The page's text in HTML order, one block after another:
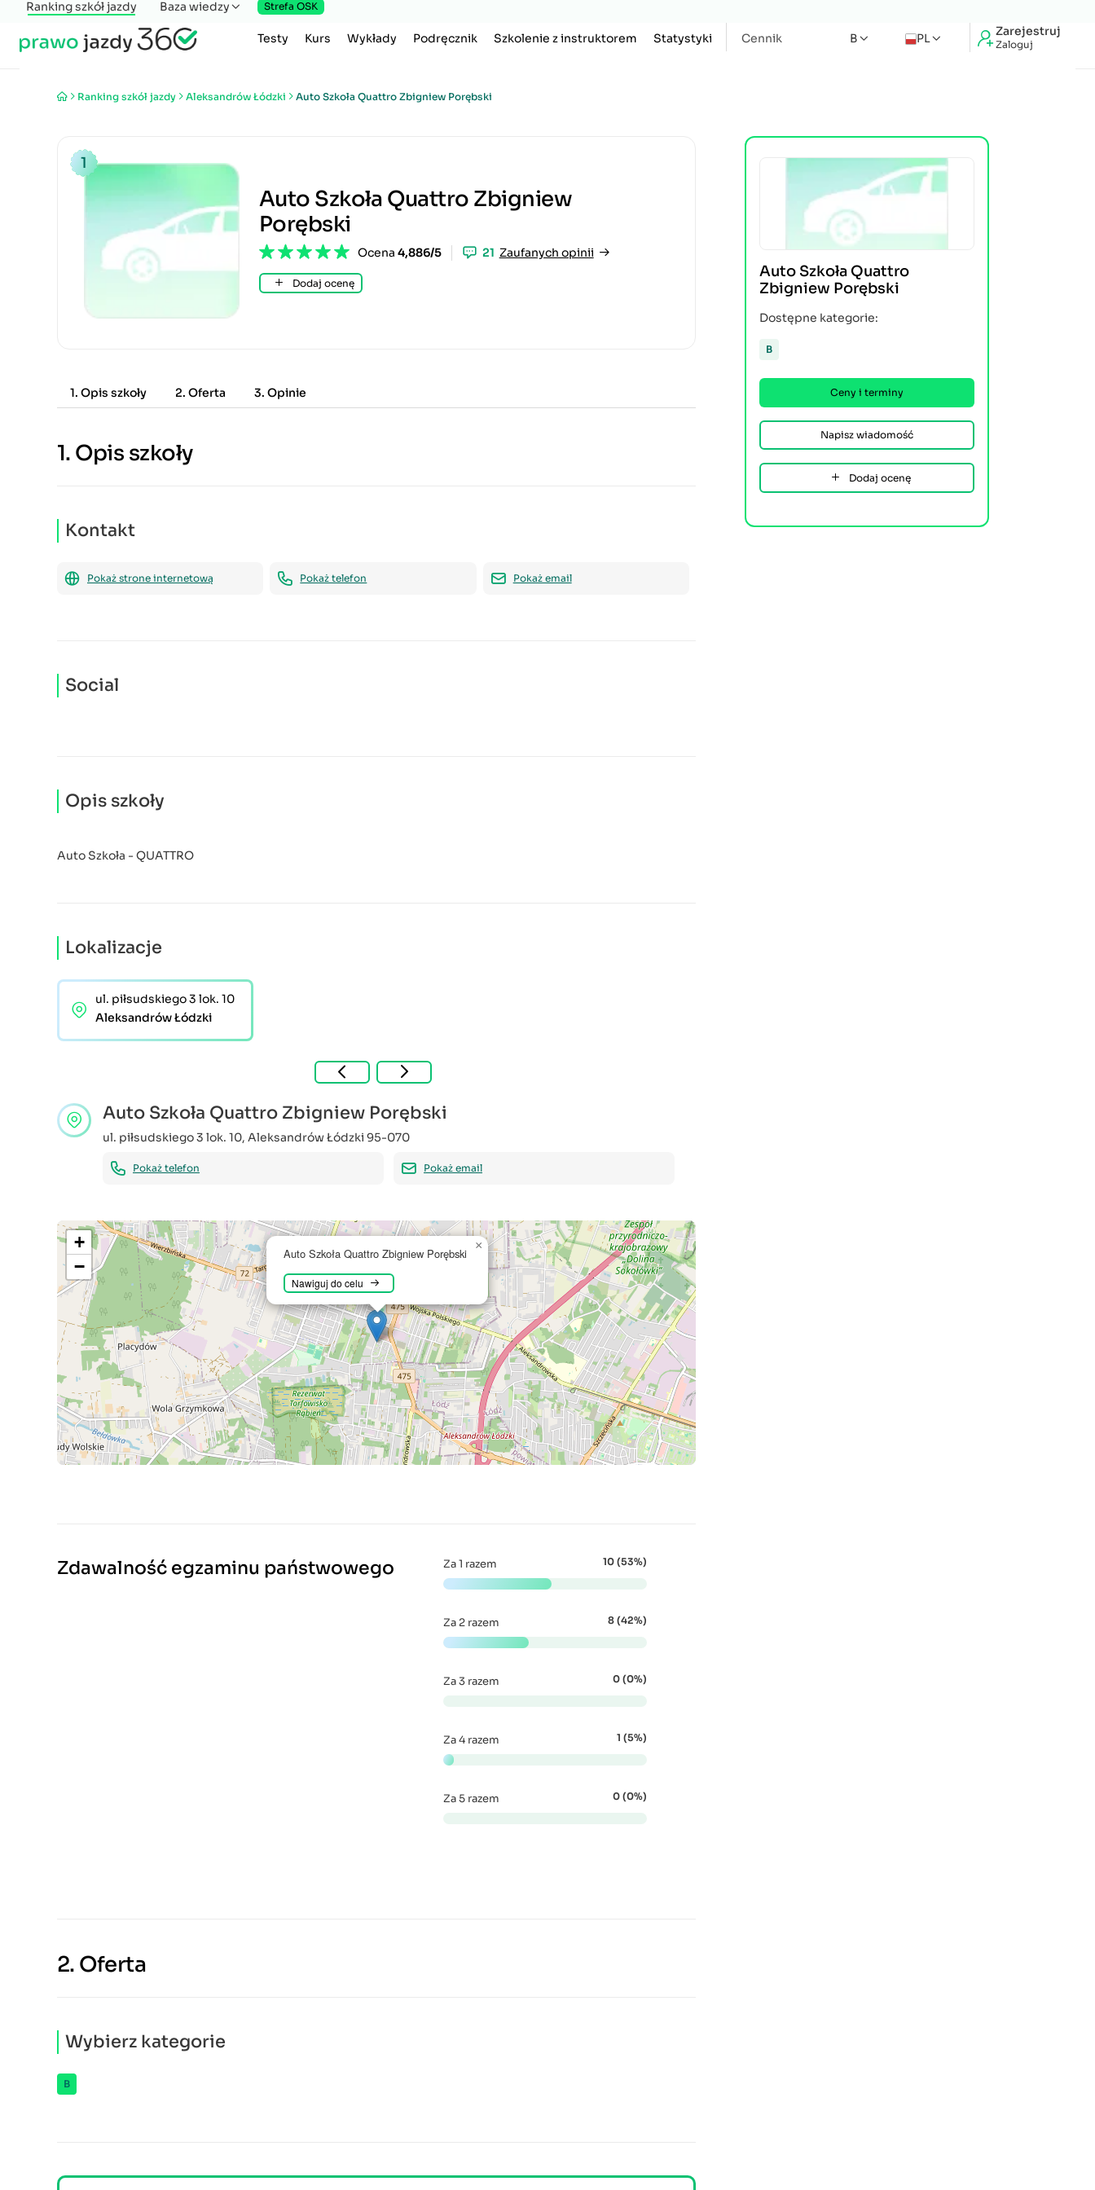
Zarejestruj
Zaloguj
PL
Testy Kurs Wykłady Podręcznik Szkolenie z instruktorem Statystyki Cennik B
Ranking szkół jazdy Baza wiedzy Strefa OSK
Ranking szkół jazdy Aleksandrów Łódzki Auto Szkoła Quattro Zbigniew Porębski
1
Auto Szkoła Quattro Zbigniew
Porębski
Ocena 4,886/5 21 Zaufanych opinii
Dodaj ocenę
1. Opis szkoły 2. Oferta 3. Opinie
1. Opis szkoły
Kontakt
Pokaż strone internetową Pokaż telefon Pokaż email
Social
Opis szkoły
Auto Szkoła - QUATTRO
Lokalizacje
ul. piłsudskiego 3 lok. 10
Aleksandrów Łódzki
Auto Szkoła Quattro Zbigniew Porębski
ul. piłsudskiego 3 lok. 10, Aleksandrów Łódzki 95-070
Pokaż telefon Pokaż email
Auto Szkoła Quattro Zbigniew Porębski
Nawiguj do celu
×
+
−
Zdawalność egzaminu państwowego Za 1 razem 10 (53%)
Za 2 razem 8 (42%)
Za 3 razem 0 (0%)
Za 4 razem 1 (5%)
Za 5 razem 0 (0%)
2. Oferta
Wybierz kategorie
B
Auto Szkoła Quattro
Zbigniew Porębski
Dostępne kategorie:
B
Ceny i terminy
Napisz wiadomość
Dodaj ocenę